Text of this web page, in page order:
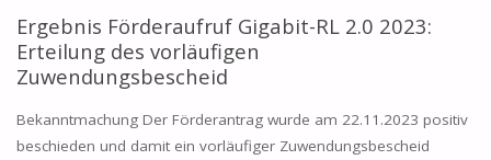
STADT
ROTHENFELS"
Ergebnis Förderaufruf Gigabit-RL 2.0 2023:
Erteilung des vorläufigen
Zuwendungsbescheid
Bekanntmachung Der Förderantrag wurde am 22.11.2023 positiv
beschieden und damit ein vorläufiger Zuwendungsbescheid